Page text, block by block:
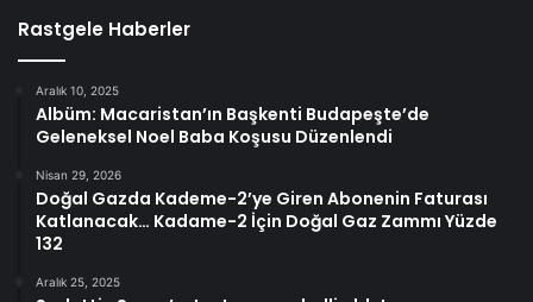
Rastgele Haberler
Aralık 10, 2025
Albüm: Macaristan’ın Başkenti Budapeşte’de
Geleneksel Noel Baba Koşusu Düzenlendi
Nisan 29, 2026
Doğal Gazda Kademe-2’ye Giren Abonenin Faturası
Katlanacak… Kadame-2 İçin Doğal Gaz Zammı Yüzde
132
Aralık 25, 2025